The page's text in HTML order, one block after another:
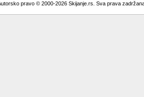
pravo © 2000-2026 Skijanje.rs. Sva prava